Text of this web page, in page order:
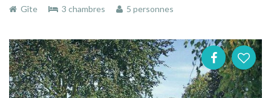
Gîte
3 chambres 5 personnes